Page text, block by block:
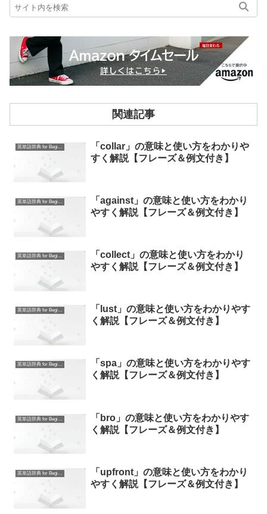
関連記事
英単語辞典 for Beginners
「collar」の意味と使い方をわかりや
すく解説【フレーズ＆例文付き】
英単語辞典 for Beginners
「against」の意味と使い方をわかり
やすく解説【フレーズ＆例文付き】
英単語辞典 for Beginners
「collect」の意味と使い方をわかり
やすく解説【フレーズ＆例文付き】
英単語辞典 for Beginners
「lust」の意味と使い方をわかりやす
く解説【フレーズ＆例文付き】
英単語辞典 for Beginners
「spa」の意味と使い方をわかりやす
く解説【フレーズ＆例文付き】
英単語辞典 for Beginners
「bro」の意味と使い方をわかりやす
く解説【フレーズ＆例文付き】
英単語辞典 for Beginners
「upfront」の意味と使い方をわかり
やすく解説【フレーズ＆例文付き】